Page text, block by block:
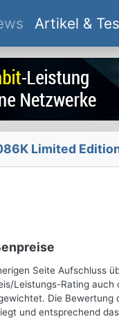
(current)
Artikel &
Limited
Seite Aufschluss
Leistungs-Rating
Die
und entsprechend